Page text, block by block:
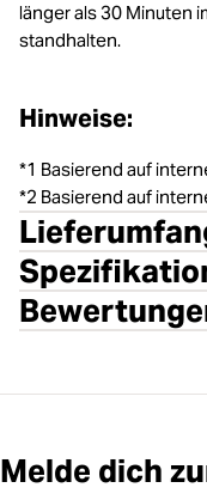
länger als 30 Minuten
standhalten.
Hinweise:
*1 Basierend auf
*2 Basierend auf
Melde dich